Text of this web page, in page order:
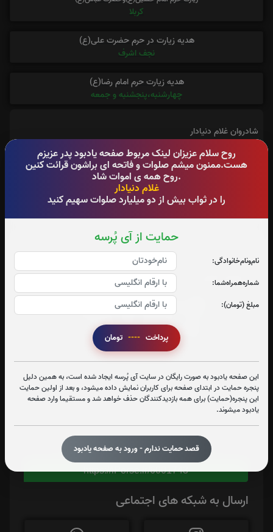
روح سلام عزیزان لینک مربوط صفحه یادبود پدر عزیزم
هست.ممنون میشم صلوات و فاتحه ای براشون قرائت کنین
.روح همه ی اموات شاد
غلام دنیادار
را در ثواب بیش از دو میلیارد صلوات سهیم کنید
حمایت از آی پُرسه
نام‌و‌نام‌خانوادگی:
شماره‌همراه‌شما:
مبلغ (تومان):
پرداخت ----
این صفحه یادبود به صورت رایگان در سایت آی پُرسه ایجاد شده است، به همین دلیل
پنجره حمایت در ابتدای صفحه برای کاربران نمایش داده میشود، و بعد از اولین حمایت
این پنجره(حمایت) برای همه بازدیدکنندگان حذف خواهد شد و مستقیما وارد صفحه
یادبود میشوند.
قصد حمایت ندارم - ورود به صفحه یادبود
کربلا
هدیه زیارت در حرم حضرت علی(ع)
نجف اشرف
هدیه زیارت حرم امام رضا(ع)
چهارشنبه،پنجشنبه و جمعه
شادروان غلام دنیادار
آدرس آرامگاه : روستای گوند
تعداد بازدید : 380
اشتراک گذاری
برای کپی کردن آدرس این صفحه روی دکمه کلیک نمایید
https://iPorse.ir/6001743
ارسال به شبکه های اجتماعی